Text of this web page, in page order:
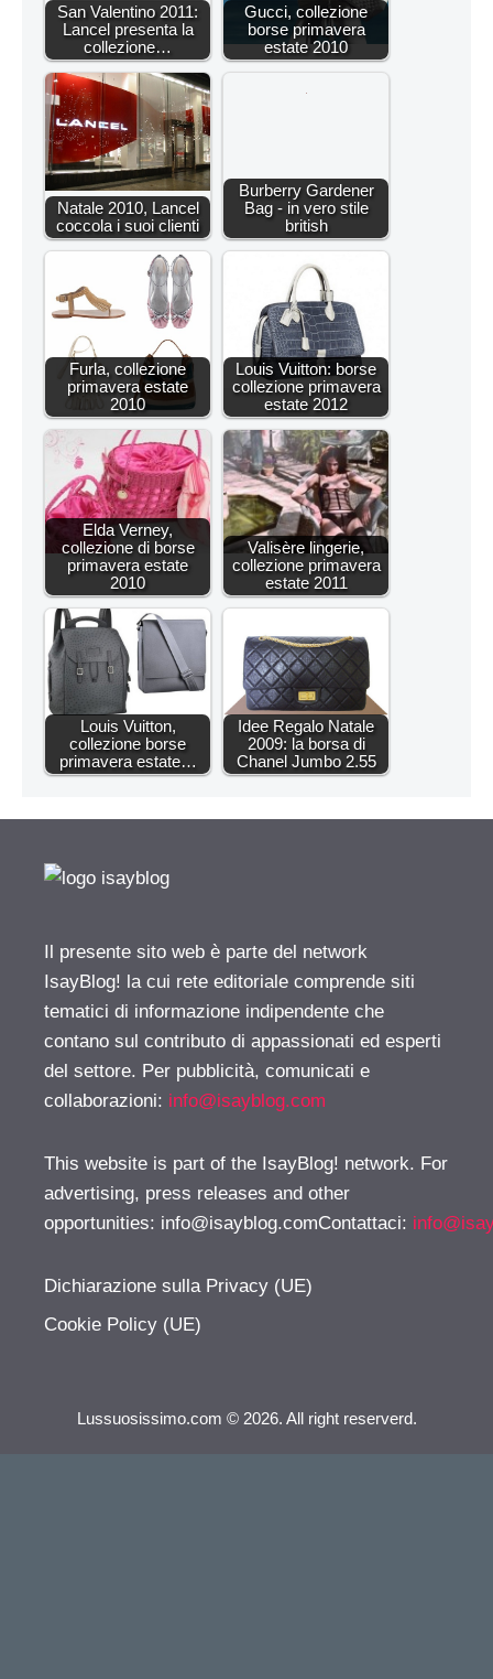
San Valentino 2011:
Lancel presenta la
collezione…
Gucci, collezione
borse primavera
estate 2010
Natale 2010, Lancel
coccola i suoi clienti
Burberry Gardener
Bag - in vero stile
british
Furla, collezione
primavera estate
2010
Louis Vuitton: borse
collezione primavera
estate 2012
Elda Verney,
collezione di borse
primavera estate
2010
Valisère lingerie,
collezione primavera
estate 2011
Louis Vuitton,
collezione borse
primavera estate…
Idee Regalo Natale
2009: la borsa di
Chanel Jumbo 2.55
Il presente sito web è parte del network
IsayBlog! la cui rete editoriale comprende siti
tematici di informazione indipendente che
contano sul contributo di appassionati ed esperti
del settore. Per pubblicità, comunicati e
collaborazioni: info@isayblog.com
This website is part of the IsayBlog! network. For
advertising, press releases and other
opportunities: info@isayblog.comContattaci:
Dichiarazione sulla Privacy (UE)
Cookie Policy (UE)
Lussuosissimo.com © 2026. All right reserverd.